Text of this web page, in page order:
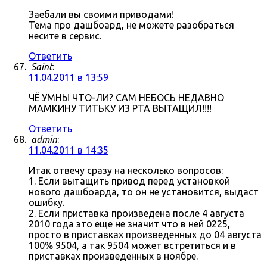
Заебали вы своими приводами!
Тема про дашбоард, не можете разобраться
несите в сервис.
Ответить
Saint:
11.04.2011 в 13:59
ЧЁ УМНЫ ЧТО-ЛИ? САМ НЕБОСЬ НЕДАВНО
МАМКИНУ ТИТЬКУ ИЗ РТА ВЫТАЩИЛ!!!!
Ответить
admin:
11.04.2011 в 14:35
Итак отвечу сразу на несколько вопросов:
1. Если вытащить привод перед установкой
нового дашбоарда, то он не установится, выдаст
ошибку.
2. Если приставка произведена после 4 августа
2010 года это еще не значит что в ней 0225,
просто в приставках произведенных до 04 августа
100% 9504, а так 9504 может встретиться и в
приставках произведенных в ноябре.